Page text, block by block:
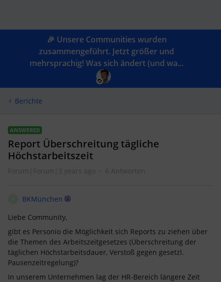
🎉 Unsere Communities wurden
zusammengeführt. Jetzt größer und
mehrsprachig! Was sich ändert (und wa...
Berichte
ANSWERED
Report Überschreitung tägliche
Höchstarbeitszeit
Forum|Forum|3 years ago 6 Antworten
BKMünchen
Liebe Community,
gibt es Personio die Möglichkeit sich Reports zu ziehen über
die Themen des Arbeitszeitgesetzes (Überschreitung der
täglichen Höchstarbeitsdauer, Verstoß gegen gesetzl.
Pausenzeitregelung)?
In unserem Unternehmen lag der HR-Bereich längere Zeit